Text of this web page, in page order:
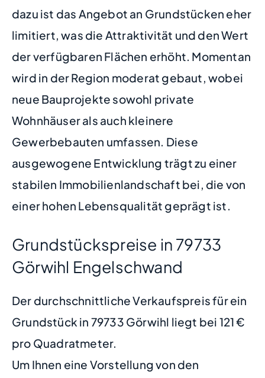
dazu ist das Angebot an Grundstücken eher
limitiert, was die Attraktivität und den Wert
der verfügbaren Flächen erhöht. Momentan
wird in der Region moderat gebaut, wobei
neue Bauprojekte sowohl private
Wohnhäuser als auch kleinere
Gewerbebauten umfassen. Diese
ausgewogene Entwicklung trägt zu einer
stabilen Immobilienlandschaft bei, die von
einer hohen Lebensqualität geprägt ist.
Grundstückspreise in 79733
Görwihl Engelschwand
Der durchschnittliche Verkaufspreis für ein
Grundstück in 79733 Görwihl liegt bei 121 €
pro Quadratmeter.
Um Ihnen eine Vorstellung von den